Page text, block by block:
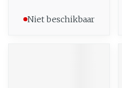
Niet beschikbaar